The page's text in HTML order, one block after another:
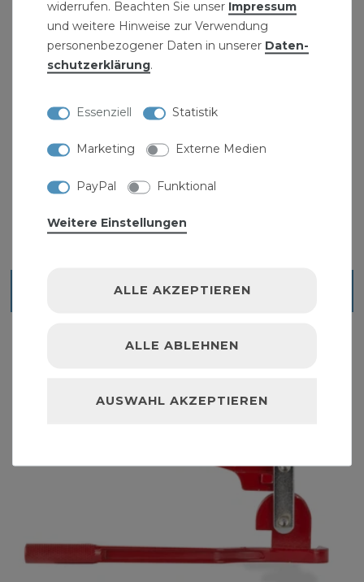
schwarz flachdichtend
Blick ins Sortiment
widerrufen. Beachten Sie unser Impressum
und weitere Hinweise zur Verwendung
personenbezogener Daten in unserer Daten­
schutz­erklärung.
Essenziell Statistik
Marketing Externe Medien
PayPal Funktional
Weitere Einstellungen
ALLE AKZEPTIEREN
ALLE ABLEHNEN
AUSWAHL AKZEPTIEREN